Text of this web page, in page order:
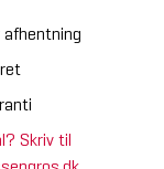
Skriv til